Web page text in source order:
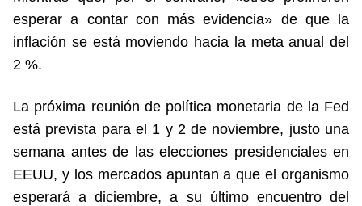
esperar a contar con más evidencia» de que la
inflación se está moviendo hacia la meta anual del
2 %.
La próxima reunión de política monetaria de la Fed
está prevista para el 1 y 2 de noviembre, justo una
semana antes de las elecciones presidenciales en
EEUU, y los mercados apuntan a que el organismo
esperará a diciembre, a su último encuentro del